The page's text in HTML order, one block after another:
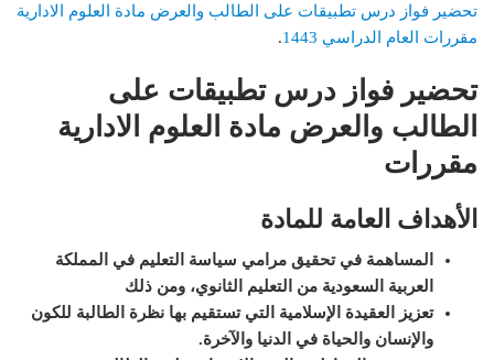
تحضير فواز درس تطبيقات على الطالب والعرض مادة العلوم الادارية
مقررات العام الدراسي 1443
.
تحضير فواز درس تطبيقات على
الطالب والعرض مادة العلوم الادارية
مقررات
الأهداف العامة للمادة
المساهمة في تحقيق مرامي سياسة التعليم في المملكة
العربية السعودية من التعليم الثانوي، ومن ذلك
تعزيز العقيدة الإسلامية التي تستقيم بها نظرة الطالبة للكون
والإنسان والحياة في الدنيا والآخرة.